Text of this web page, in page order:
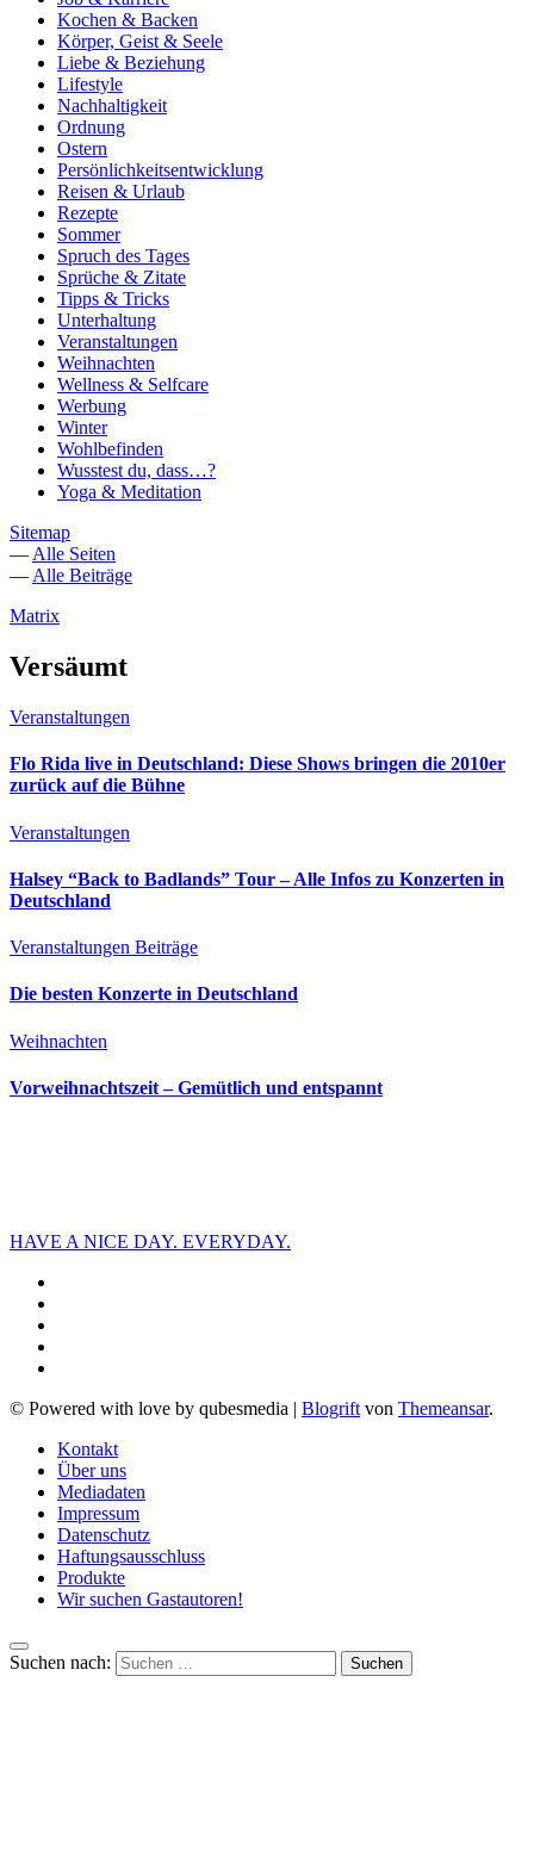
Kochen & Backen
Körper, Geist & Seele
Liebe & Beziehung
Lifestyle
Nachhaltigkeit
Ordnung
Ostern
Persönlichkeitsentwicklung
Reisen & Urlaub
Rezepte
Sommer
Spruch des Tages
Sprüche & Zitate
Tipps & Tricks
Unterhaltung
Veranstaltungen
Weihnachten
Wellness & Selfcare
Werbung
Winter
Wohlbefinden
Wusstest du, dass…?
Yoga & Meditation
Sitemap
— Alle Seiten
— Alle Beiträge
Matrix
Versäumt
Veranstaltungen
Flo Rida live in Deutschland: Diese Shows bringen die 2010er
zurück auf die Bühne
Veranstaltungen
Halsey “Back to Badlands” Tour – Alle Infos zu Konzerten in
Deutschland
Veranstaltungen Beiträge
Die besten Konzerte in Deutschland
Weihnachten
Vorweihnachtszeit – Gemütlich und entspannt
HAVE A NICE DAY. EVERYDAY.
© Powered with love by qubesmedia | Blogrift von Themeansar.
Kontakt
Über uns
Mediadaten
Impressum
Datenschutz
Haftungsausschluss
Produkte
Wir suchen Gastautoren!
Suchen nach: